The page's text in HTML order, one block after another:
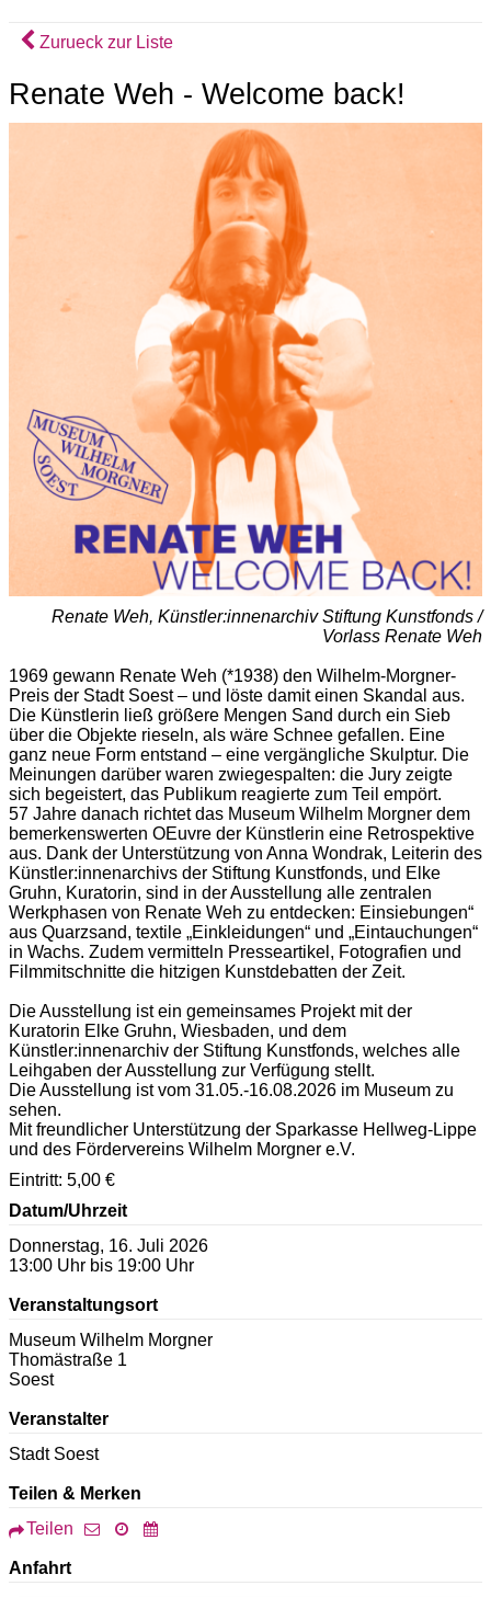
Zurueck zur Liste
Renate Weh - Welcome back!
Renate Weh, Künstler:innenarchiv Stiftung Kunstfonds /
Vorlass Renate Weh
1969 gewann Renate Weh (*1938) den Wilhelm-Morgner-
Preis der Stadt Soest – und löste damit einen Skandal aus.
Die Künstlerin ließ größere Mengen Sand durch ein Sieb
über die Objekte rieseln, als wäre Schnee gefallen. Eine
ganz neue Form entstand – eine vergängliche Skulptur. Die
Meinungen darüber waren zwiegespalten: die Jury zeigte
sich begeistert, das Publikum reagierte zum Teil empört.
57 Jahre danach richtet das Museum Wilhelm Morgner dem
bemerkenswerten OEuvre der Künstlerin eine Retrospektive
aus. Dank der Unterstützung von Anna Wondrak, Leiterin des
Künstler:innenarchivs der Stiftung Kunstfonds, und Elke
Gruhn, Kuratorin, sind in der Ausstellung alle zentralen
Werkphasen von Renate Weh zu entdecken: Einsiebungen“
aus Quarzsand, textile „Einkleidungen“ und „Eintauchungen“
in Wachs. Zudem vermitteln Presseartikel, Fotografien und
Filmmitschnitte die hitzigen Kunstdebatten der Zeit.
Die Ausstellung ist ein gemeinsames Projekt mit der
Kuratorin Elke Gruhn, Wiesbaden, und dem
Künstler:innenarchiv der Stiftung Kunstfonds, welches alle
Leihgaben der Ausstellung zur Verfügung stellt.
Die Ausstellung ist vom 31.05.-16.08.2026 im Museum zu
sehen.
Mit freundlicher Unterstützung der Sparkasse Hellweg-Lippe
und des Fördervereins Wilhelm Morgner e.V.
Eintritt: 5,00 €
Datum/Uhrzeit
Donnerstag, 16. Juli 2026
13:00 Uhr bis 19:00 Uhr
Veranstaltungsort
Museum Wilhelm Morgner
Thomästraße 1
Soest
Veranstalter
Stadt Soest
Teilen & Merken
Teilen
Anfahrt